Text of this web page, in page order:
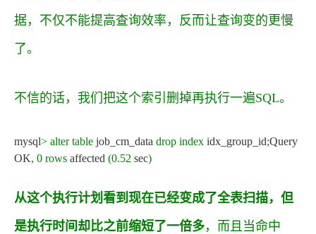
据，不仅不能提高查询效率，反而让查询变的更慢
了。
不信的话，我们把这个索引删掉再执行一遍SQL。
mysql> alter table job_cm_data drop index idx_group_id;Query
OK, 0 rows affected (0.52 sec)
从这个执行计划看到现在已经变成了全表扫描，但
是执行时间却比之前缩短了一倍多，而且当命中